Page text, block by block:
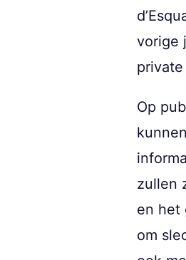
vorige
Op
zullen
en het
om